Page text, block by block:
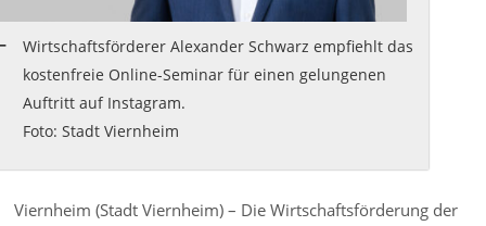
Wirtschaftsförderer Alexander Schwarz empfiehlt das
kostenfreie Online-Seminar für einen gelungenen
Auftritt auf Instagram.
Foto: Stadt Viernheim
Viernheim (Stadt Viernheim) – Die Wirtschaftsförderung der